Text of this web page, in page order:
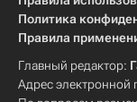
Политика
Правила
Главный редактор:
Адрес электронной